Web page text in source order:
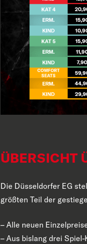
ÜBERSICHT
Die Düsseldorfer EG
größten Teil der
– Alle neuen
– Aus bislang drei